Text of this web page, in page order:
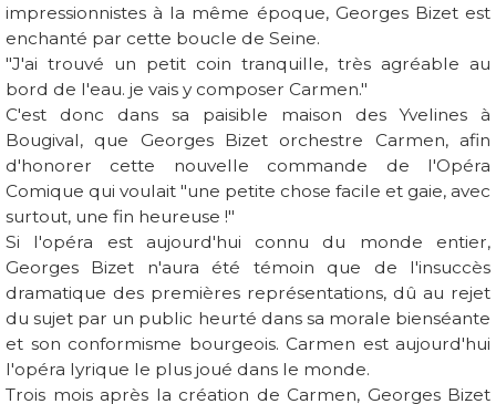
impressionnistes à la même époque, Georges Bizet est
enchanté par cette boucle de Seine.
"J'ai trouvé un petit coin tranquille, très agréable au
bord de l'eau. je vais y composer Carmen."
C'est donc dans sa paisible maison des Yvelines à
Bougival, que Georges Bizet orchestre Carmen, afin
d'honorer cette nouvelle commande de l'Opéra
Comique qui voulait "une petite chose facile et gaie, avec
surtout, une fin heureuse !"
Si l'opéra est aujourd'hui connu du monde entier,
Georges Bizet n'aura été témoin que de l'insuccès
dramatique des premières représentations, dû au rejet
du sujet par un public heurté dans sa morale bienséante
et son conformisme bourgeois. Carmen est aujourd'hui
l'opéra lyrique le plus joué dans le monde.
Trois mois après la création de Carmen, Georges Bizet